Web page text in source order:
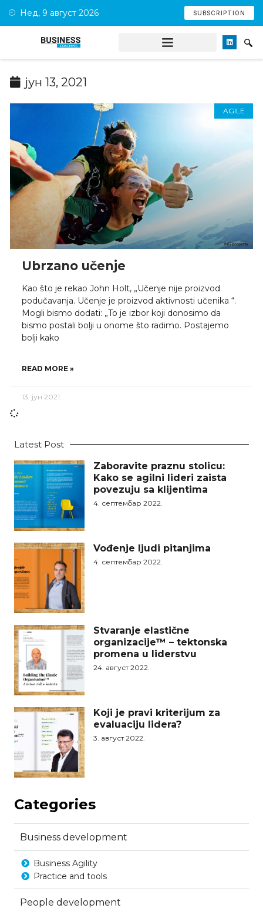
Нед, 9 август 2026 SUBSCRIPTION
јун 13, 2021
AGILE
Ubrzano učenje
Kao što je rekao John Holt, „Učenje nije proizvod
podučavanja. Učenje je proizvod aktivnosti učenika “.
Mogli bismo dodati: „To je izbor koji donosimo da
bismo postali bolji u onome što radimo. Postajemo
bolji kako
READ MORE »
13. јун 2021.
Latest Post
Zaboravite praznu stolicu:
Kako se agilni lideri zaista
povezuju sa klijentima
4. септембар 2022.
Vođenje ljudi pitanjima
4. септембар 2022.
Stvaranje elastične
organizacije™ – tektonska
promena u liderstvu
24. август 2022.
Koji je pravi kriterijum za
evaluaciju lidera?
3. август 2022.
Categories
Business development
Business Agility
Practice and tools
People development